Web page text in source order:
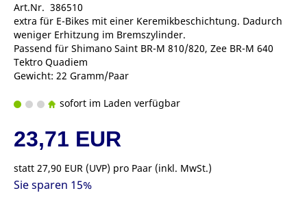
Art.Nr. 386510
extra für E-Bikes mit einer Keremikbeschichtung. Dadurch
weniger Erhitzung im Bremszylinder.
Passend für Shimano Saint BR-M 810/820, Zee BR-M 640
Tektro Quadiem
Gewicht: 22 Gramm/Paar
sofort im Laden verfügbar
23,71 EUR
statt 27,90 EUR (UVP) pro Paar (inkl. MwSt.)
Sie sparen 15%